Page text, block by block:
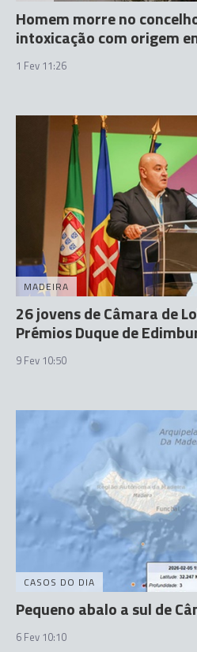
Homem morre no
intoxicação com origem
1 Fev 11:26
MADEIRA
26 jovens de Câmara de
Prémios Duque de
9 Fev 10:50
CASOS DO DIA
Pequeno abalo a sul de
6 Fev 10:10